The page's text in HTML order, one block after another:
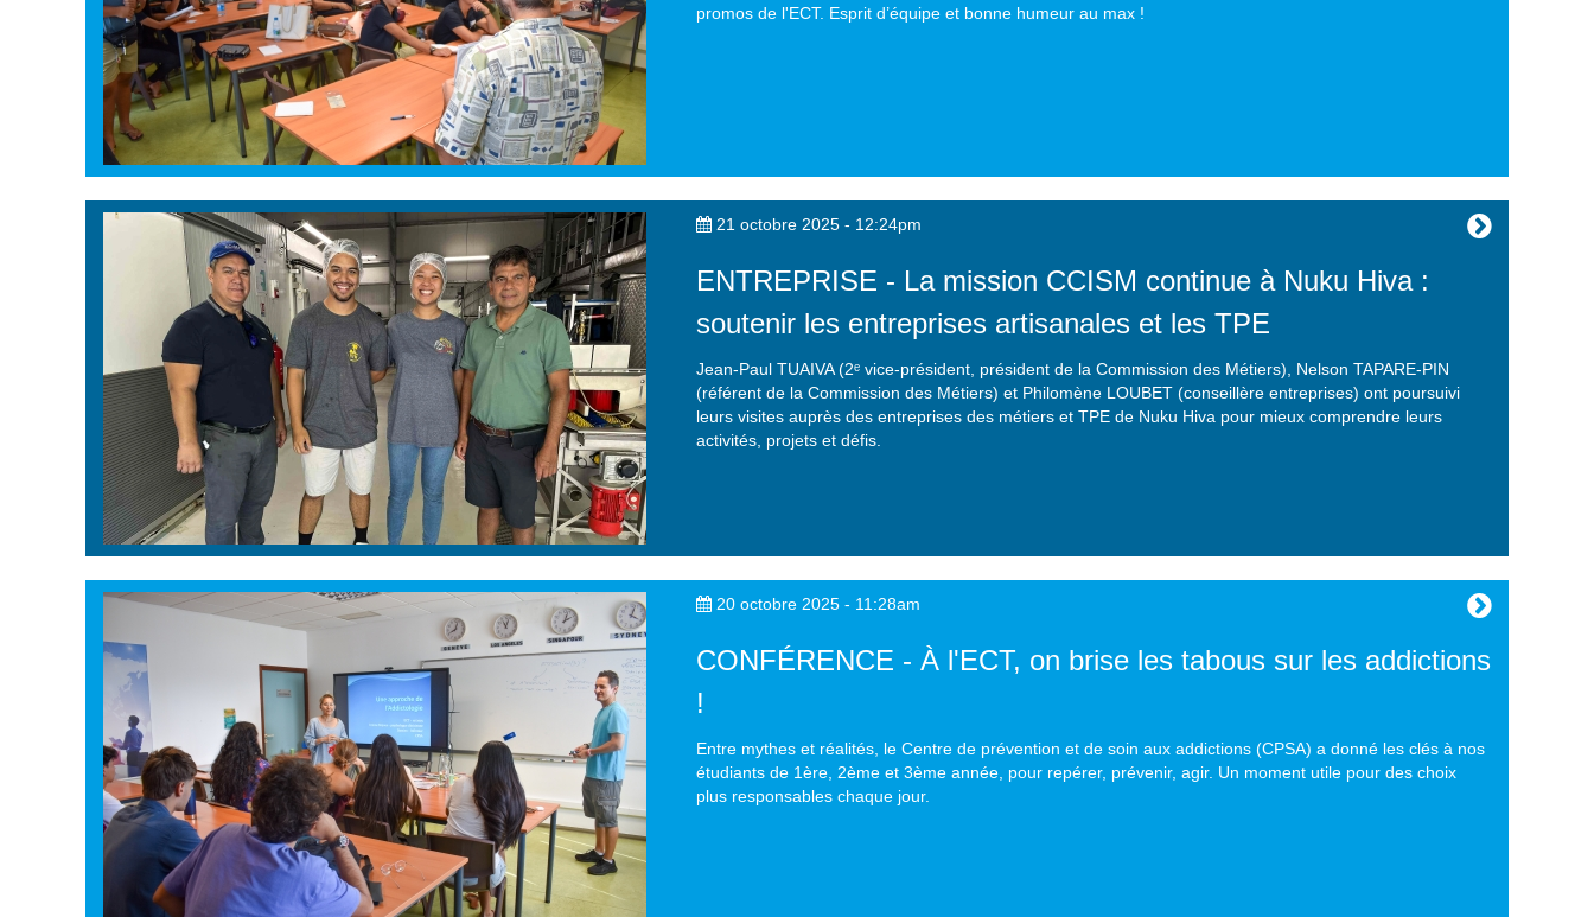
promos de l'ECT. Esprit d’équipe et bonne humeur au max !
21 octobre 2025 - 12:24pm
ENTREPRISE - La mission CCISM continue à Nuku Hiva :
soutenir les entreprises artisanales et les TPE
Jean-Paul TUAIVA (2ᵉ vice-président, président de la Commission des Métiers), Nelson TAPARE-PIN
(référent de la Commission des Métiers) et Philomène LOUBET (conseillère entreprises) ont poursuivi
leurs visites auprès des entreprises des métiers et TPE de Nuku Hiva pour mieux comprendre leurs
activités, projets et défis.
20 octobre 2025 - 11:28am
CONFÉRENCE - À l'ECT, on brise les tabous sur les addictions
!
Entre mythes et réalités, le Centre de prévention et de soin aux addictions (CPSA) a donné les clés à nos
étudiants de 1ère, 2ème et 3ème année, pour repérer, prévenir, agir. Un moment utile pour des choix
plus responsables chaque jour.